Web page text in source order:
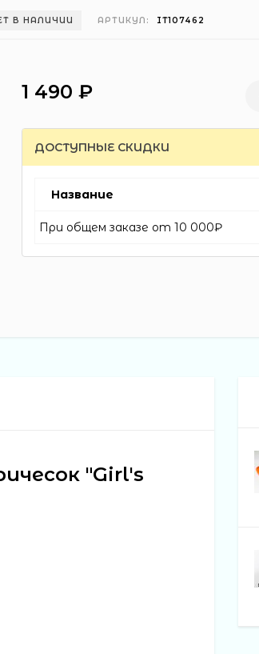
В НАЛИЧИИ АРТИКУЛ: IT107462
1 490 ₽
ДОСТУПНЫЕ СКИДКИ
Название
При общем заказе от 10 000₽
"Girl's